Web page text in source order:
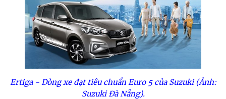
Ertiga - Dòng xe đạt tiêu chuẩn Euro 5 của Suzuki (Ảnh:
Suzuki Đà Nẵng).